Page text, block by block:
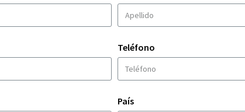
Teléfono
País